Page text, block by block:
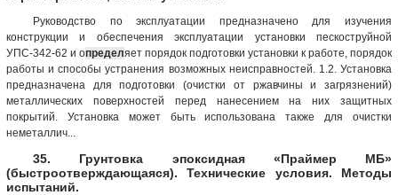
Руководство по эксплуатации предназначено для изучения
конструкции и обеспечения эксплуатации установки пескоструйной
УПС-342-62 и определяет порядок подготовки установки к работе, порядок
работы и способы устранения возможных неисправностей. 1.2. Установка
предназначена для подготовки (очистки от ржавчины и загрязнений)
металлических поверхностей перед нанесением на них защитных
покрытий. Установка может быть использована также для очистки
неметаллич...
35. Грунтовка эпоксидная «Праймер МБ»
(быстроотверждающаяся). Технические условия. Методы
испытаний.